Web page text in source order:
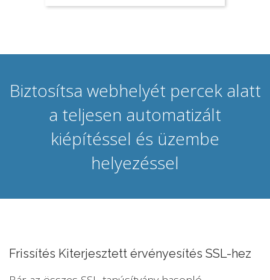
Biztosítsa webhelyét percek alatt
a teljesen automatizált
kiépítéssel és üzembe
helyezéssel
Frissítés Kiterjesztett érvényesítés SSL-hez